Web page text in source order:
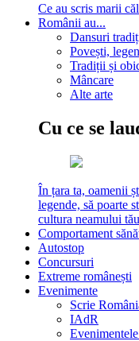
Ce au scris marii
Românii au...
Dansuri
Povești,
Tradiții și
Mâncare
Alte arte
Cu ce se
În țara ta, oamenii
legende, să poarte
cultura neamului
Comportament
Autostop
Concursuri
Extreme românești
Evenimente
Scrie
IAdR